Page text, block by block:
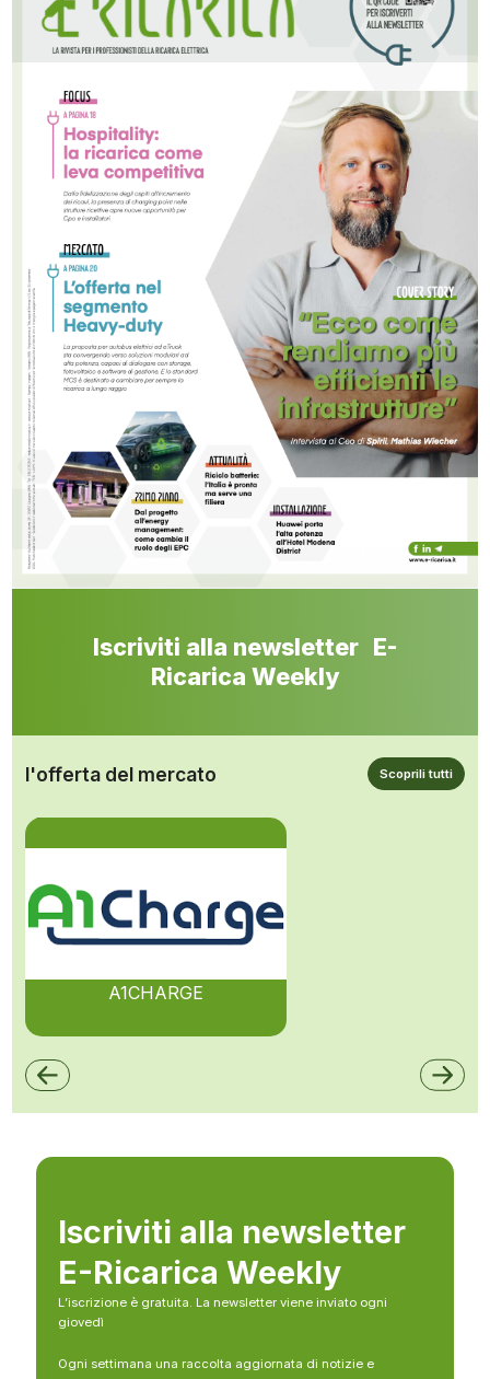
Iscriviti alla newsletter E-
Ricarica Weekly
l'offerta del mercato Scoprili tutti
A1CHARGE
Iscriviti alla newsletter
E-Ricarica Weekly
L’iscrizione è gratuita. La newsletter viene inviato ogni
giovedì
Ogni settimana una raccolta aggiornata di notizie e